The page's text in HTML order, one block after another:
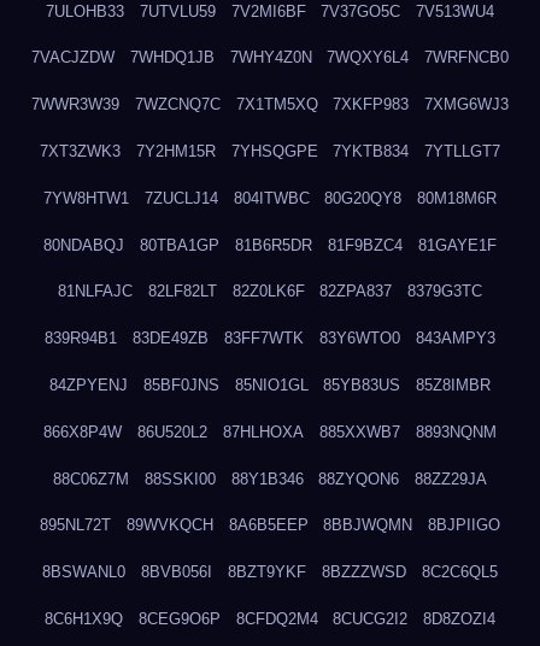
7ULOHB33 7UTVLU59 7V2MI6BF 7V37GO5C 7V513WU4
7VACJZDW 7WHDQ1JB 7WHY4Z0N 7WQXY6L4 7WRFNCB0
7WWR3W39 7WZCNQ7C 7X1TM5XQ 7XKFP983 7XMG6WJ3
7XT3ZWK3 7Y2HM15R 7YHSQGPE 7YKTB834 7YTLLGT7
7YW8HTW1 7ZUCLJ14 804ITWBC 80G20QY8 80M18M6R
80NDABQJ 80TBA1GP 81B6R5DR 81F9BZC4 81GAYE1F
81NLFAJC 82LF82LT 82Z0LK6F 82ZPA837 8379G3TC
839R94B1 83DE49ZB 83FF7WTK 83Y6WTO0 843AMPY3
84ZPYENJ 85BF0JNS 85NIO1GL 85YB83US 85Z8IMBR
866X8P4W 86U520L2 87HLHOXA 885XXWB7 8893NQNM
88C06Z7M 88SSKI00 88Y1B346 88ZYQON6 88ZZ29JA
895NL72T 89WVKQCH 8A6B5EEP 8BBJWQMN 8BJPIIGO
8BSWANL0 8BVB056I 8BZT9YKF 8BZZZWSD 8C2C6QL5
8C6H1X9Q 8CEG9O6P 8CFDQ2M4 8CUCG2I2 8D8ZOZI4